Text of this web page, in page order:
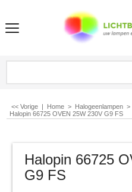
<< Vorige | Home > Halogeenlampen >
Halopin 66725 OVEN 25W 230V G9 FS
Halopin 66725
G9 FS